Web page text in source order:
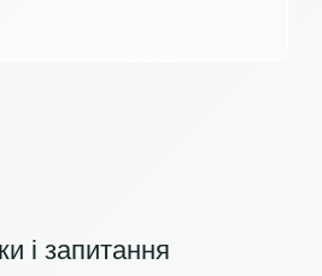
і запитання